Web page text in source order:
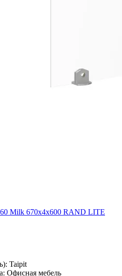
Milk 670х4х600 RAND LITE
Taipit
Офисная мебель